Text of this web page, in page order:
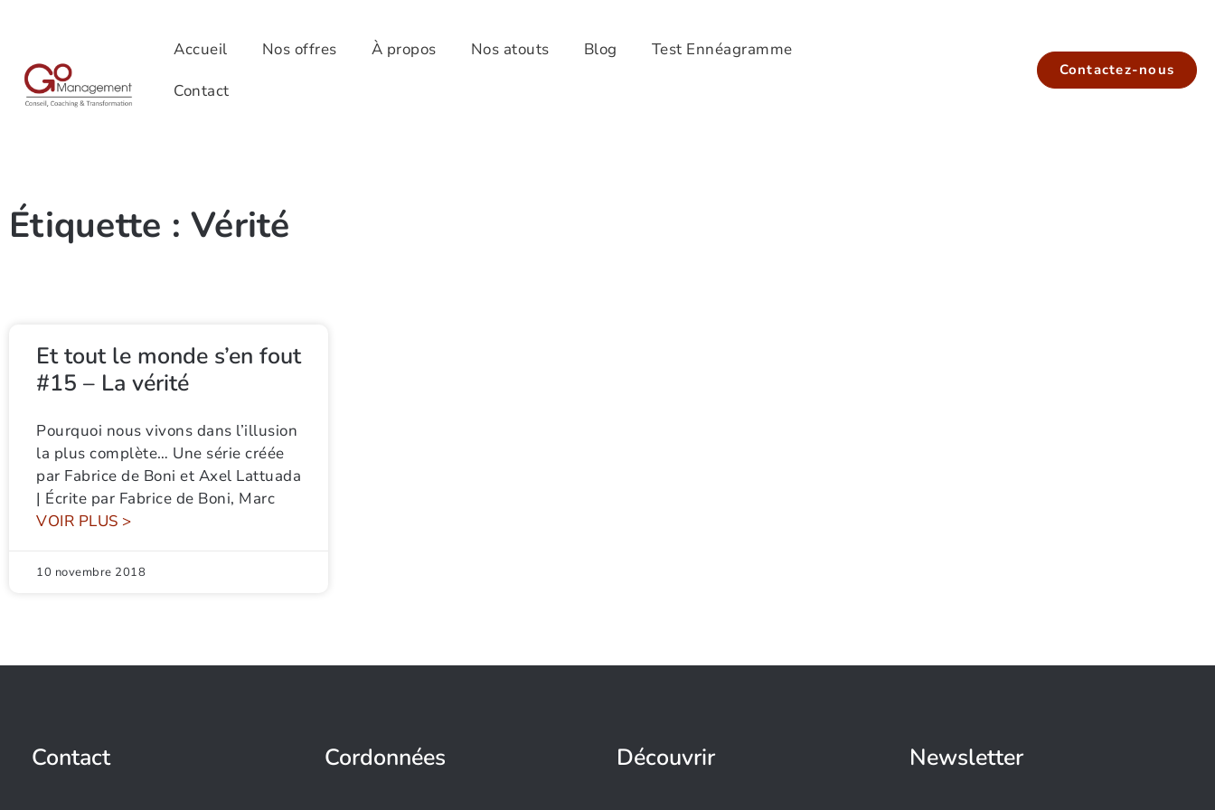
Accueil Nos offres À propos Nos atouts Blog
Test Ennéagramme
Contact
Contactez-nous
Étiquette : Vérité
Et tout le monde s’en fout
#15 – La vérité
Pourquoi nous vivons dans l’illusion
la plus complète… Une série créée
par Fabrice de Boni et Axel Lattuada
| Écrite par Fabrice de Boni, Marc
VOIR PLUS >
10 novembre 2018
Contact Cordonnées Découvrir Newsletter